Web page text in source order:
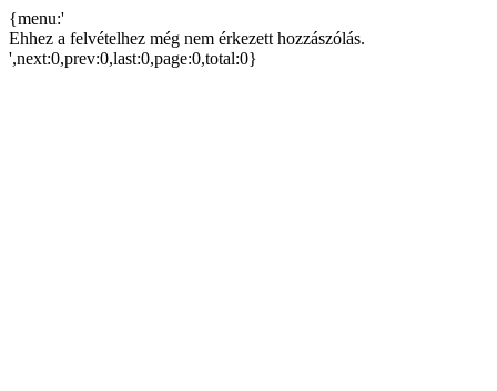
{menu:'
Ehhez a felvételhez még nem érkezett hozzászólás.
',next:0,prev:0,last:0,page:0,total:0}